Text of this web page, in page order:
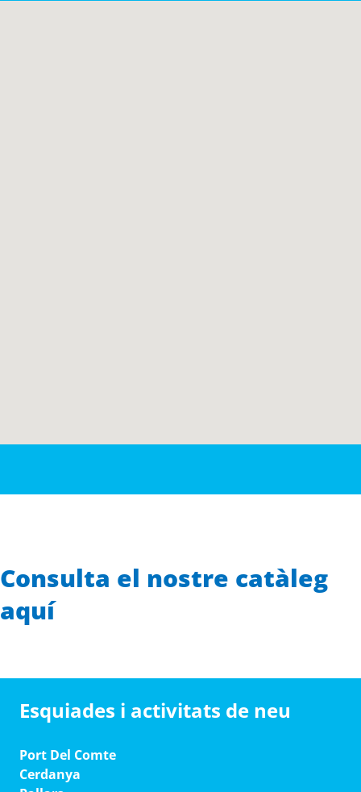
Consulta el nostre catàleg
aquí
Esquiades i activitats de neu
Port Del Comte
Cerdanya